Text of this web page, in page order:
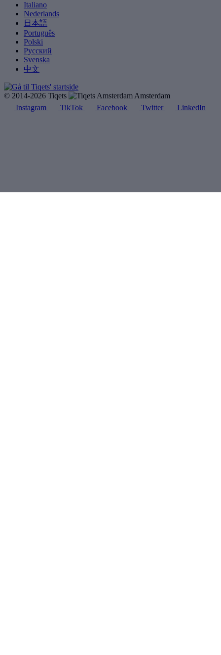
Italiano
Nederlands
日本語
Português
Polski
Русский
Svenska
中文
© 2014-2026 Tiqets
Amsterdam
Instagram
TikTok Facebook Twitter LinkedIn